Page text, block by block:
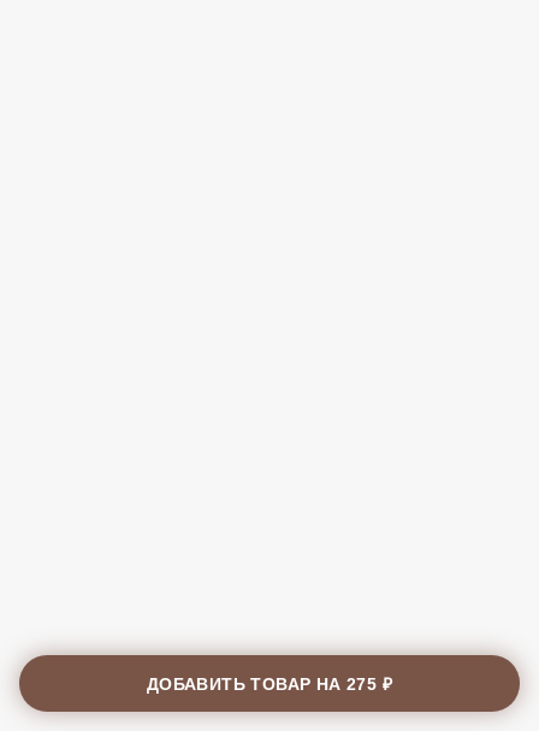
ДОБАВИТЬ ТОВАР НА275 ₽